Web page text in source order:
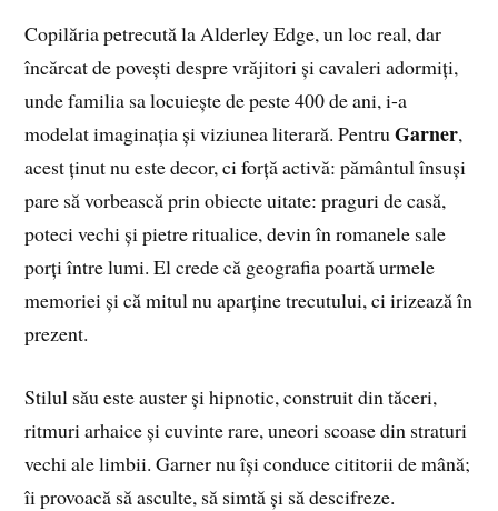
Copilăria petrecută la Alderley Edge, un loc real, dar
încărcat de povești despre vrăjitori și cavaleri adormiți,
unde familia sa locuiește de peste 400 de ani, i-a
modelat imaginația și viziunea literară. PentruGarner,
acest ținut nu este decor, ci forță activă: pământul însuși
pare să vorbească prin obiecte uitate: praguri de casă,
poteci vechi și pietre ritualice, devin în romanele sale
porți între lumi. El crede că geografia poartă urmele
memoriei și că mitul nu aparține trecutului, ci irizează în
prezent.
Stilul său este auster și hipnotic, construit din tăceri,
ritmuri arhaice și cuvinte rare, uneori scoase din straturi
vechi ale limbii. Garner nu își conduce cititorii de mână;
îi provoacă să asculte, să simtă și să descifreze.